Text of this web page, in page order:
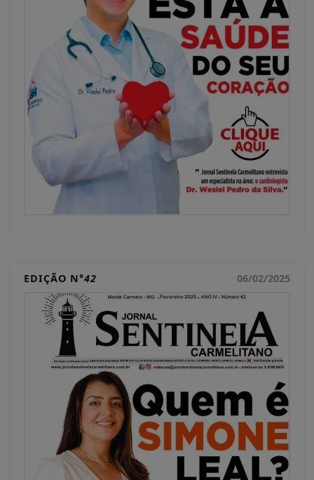
EDIÇÃO N°42 06/02/2025